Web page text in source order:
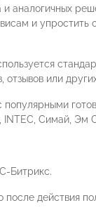
аналогичных
и
отзывов или
INTEC, Симай,
Битрикс.
после действия